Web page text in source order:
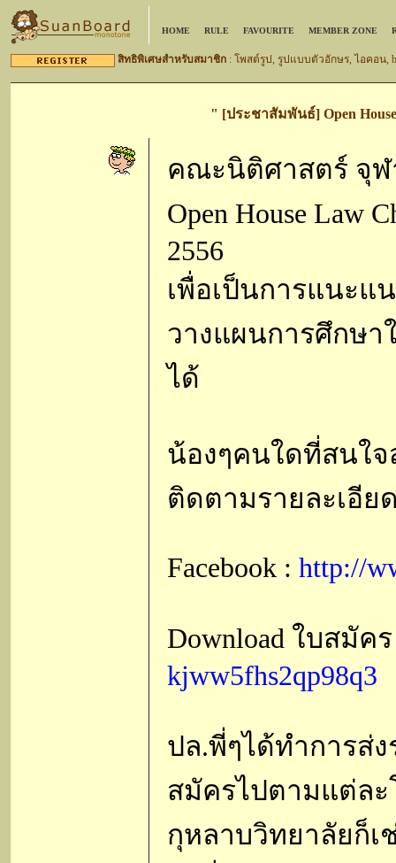
HOME RULE FAVOURITE MEMBER ZONE
สิทธิพิเศษสำหรับสมาชิก : โพสต์รูป, รูปแบบตัวอักษร, ไอคอน,
" [ประชาสัมพันธ์] Open
คณะนิติศาสตร์ จุฬ
Open House Law
2556
เพื่อเป็นการแนะแ
วางแผนการศึกษ
ได้
น้องๆคนใดที่สนใจ
ติดตามรายละเอี
Facebook : http://
Download ใบสมัค
kjww5fhs2qp98q3
ปล.พี่ๆได้ทำการส่ง
สมัครไปตามแต่ละ
กุหลาบวิทยาลัยก็